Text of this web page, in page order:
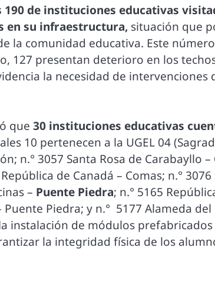
190 de instituciones educativas
en su infraestructura, situación que
la comunidad educativa. Este
127 presentan deterioro en los
la necesidad de
que30 instituciones educativas
10 pertenecen a la UGEL 04
n.° 3057 Santa Rosa de Carabayllo –
de Canadá – Comas; n.° 3076
– Puente Piedra; n.° 5165
Puente Piedra; y n.° 5177 Alameda
instalación de módulos
la integridad física de los